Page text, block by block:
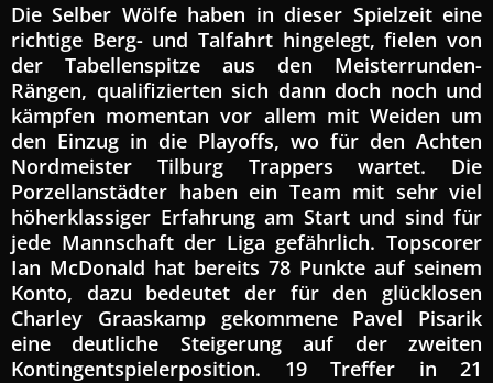
Die Selber Wölfe haben in dieser Spielzeit eine
richtige Berg- und Talfahrt hingelegt, fielen von
der Tabellenspitze aus den Meisterrunden-
Rängen, qualifizierten sich dann doch noch und
kämpfen momentan vor allem mit Weiden um
den Einzug in die Playoffs, wo für den Achten
Nordmeister Tilburg Trappers wartet. Die
Porzellanstädter haben ein Team mit sehr viel
höherklassiger Erfahrung am Start und sind für
jede Mannschaft der Liga gefährlich. Topscorer
Ian McDonald hat bereits 78 Punkte auf seinem
Konto, dazu bedeutet der für den glücklosen
Charley Graaskamp gekommene Pavel Pisarik
eine deutliche Steigerung auf der zweiten
Kontingentspielerposition. 19 Treffer in 21